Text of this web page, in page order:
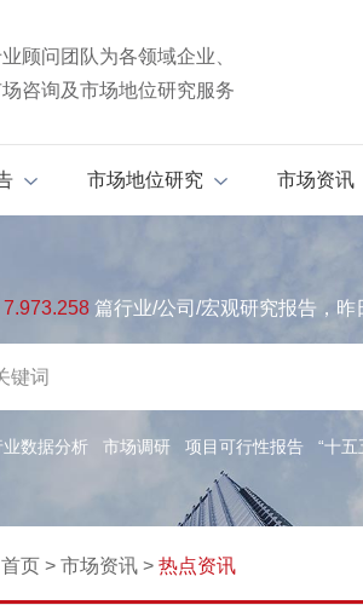
顾问团队为各领域企业、
咨询及市场地位研究服务
市场地位研究 市场资讯
7.973.258篇行业/公司/宏观研究报告，昨
业数据分析 市场调研 项目可行性报告 “十
首页 > 市场资讯 > 热点资讯